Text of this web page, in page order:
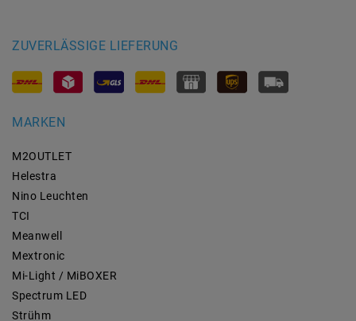
ZUVERLÄSSIGE LIEFERUNG
MARKEN
M2OUTLET
Helestra
Nino Leuchten
TCI
Meanwell
Mextronic
Mi-Light / MiBOXER
Spectrum LED
Strühm